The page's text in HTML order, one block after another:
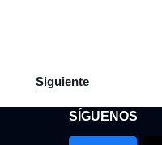
desordenado,
Artículo siguiente:
Siguiente
SÍGUENOS